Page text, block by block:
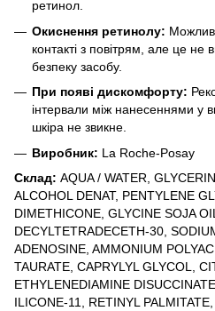
ретинол.
Окиснення ретинолу:
контакті з повітрям, але це не
безпеку засобу.
При появі дискомфорту:
інтервали між нанесеннями у
шкіра не звикне.
Виробник: La Roche-Posay
Склад: AQUA / WATER,
ALCOHOL DENAT, PENTYLENE
DIMETHICONE, GLYCINE SOJA
DECYLTETRADECETH-30,
ADENOSINE, AMMONIUM
TAURATE, CAPRYLYL GLYCOL,
ETHYLENEDIAMINE
ILICONE-11, RETINYL PALMITATE,